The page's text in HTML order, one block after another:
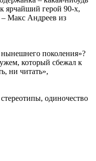
ярчайший герой 90-х,
– Макс Андреев из
поколения»?
который сбежал к
ни читать»,
одиночество